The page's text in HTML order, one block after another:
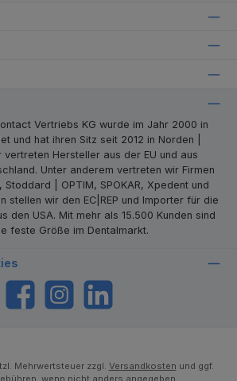
Vertriebs KG wurde im Jahr 2000 in
und hat ihren Sitz seit 2012 in Norden |
vertreten Hersteller aus der EU und aus
Unter anderem vertreten wir Firmen
| OPTIM, SPOKAR, Xpedent und
stellen wir den EC|REP und Importer für die
den USA. Mit mehr als 15.500 Kunden sind
feste Größe im Dentalmarkt.
https://www.facebook.com/dentalcontact
Instagram
Mehrwertsteuer zzgl. Versandkosten und ggf.
wenn nicht anders angegeben.